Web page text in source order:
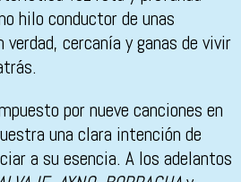
hilo conductor de unas
verdad, cercanía y ganas de vivir
por nueve canciones en
una clara intención de
a su esencia. A los adelantos